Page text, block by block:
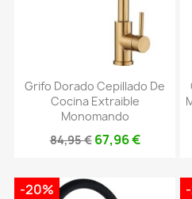
Grifo Dorado Cepillado De
Cocina Extraible
Monomando
84,95 € 67,96 €
-20%